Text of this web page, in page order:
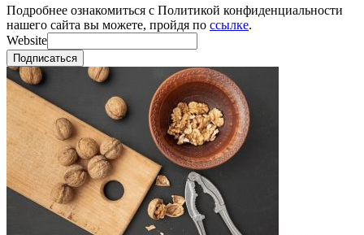
Подробнее ознакомиться с Политикой конфиденциальности
нашего сайта вы можете, пройдя по ссылке.
Website
Подписаться